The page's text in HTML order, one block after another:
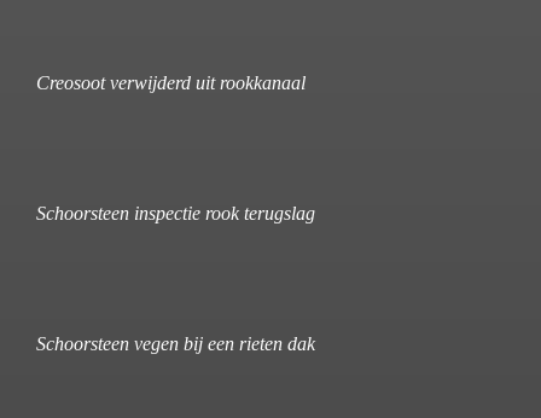
Creosoot verwijderd uit rookkanaal
Schoorsteen inspectie rook terugslag
Schoorsteen vegen bij een rieten dak